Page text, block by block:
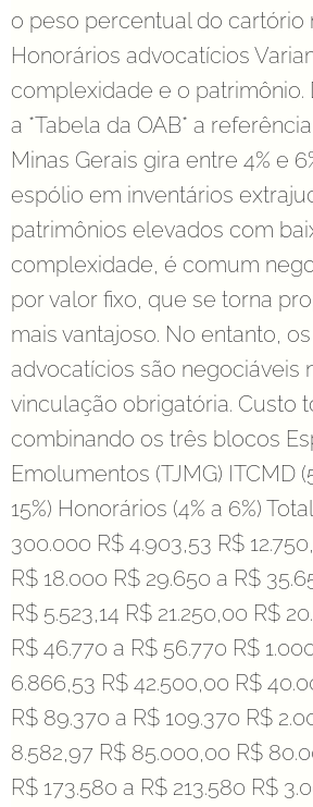
o peso percentual do cartório
Honorários advocatícios
complexidade e o patrimônio.
a *Tabela da OAB* a
Minas Gerais gira entre 4% e
espólio em inventários
patrimônios elevados com
complexidade, é comum
por valor fixo, que se torna
mais vantajoso. No entanto,
advocatícios são negociáveis
vinculação obrigatória. Custo
combinando os três blocos
Emolumentos (TJMG) ITCMD
15%) Honorários (4% a 6%)
300.000 R$ 4.903,53 R$
R$ 18.000 R$ 29.650 a R$
R$ 5.523,14 R$ 21.250,00 R$
R$ 46.770 a R$ 56.770 R$
6.866,53 R$ 42.500,00 R$
R$ 89.370 a R$ 109.370 R$
8.582,97 R$ 85.000,00 R$
R$ 173.580 a R$ 213.580 R$